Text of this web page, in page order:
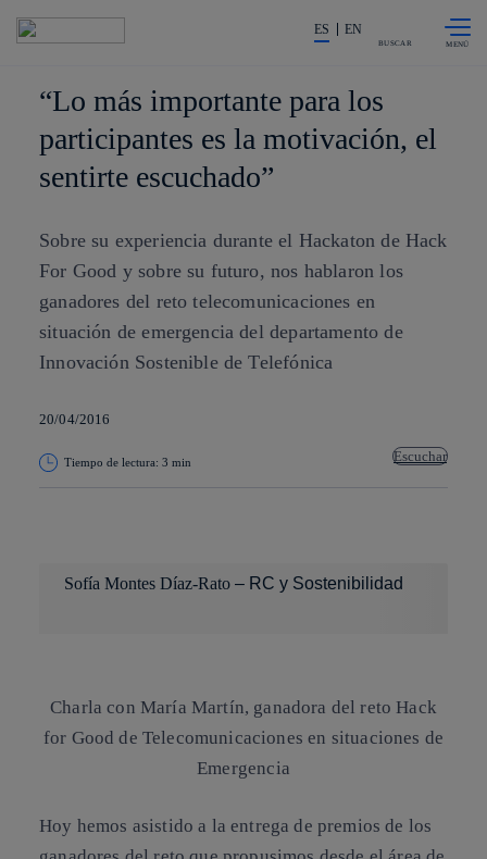
La acción en accionistas e
ES EN
BUSCAR
“Lo más importante para los
participantes es la motivación, el
sentirte escuchado”
Sobre su experiencia durante el Hackaton de Hack
For Good y sobre su futuro, nos hablaron los
ganadores del reto telecomunicaciones en
situación de emergencia del departamento de
Innovación Sostenible de Telefónica
20/04/2016
Tiempo de lectura: 3 min Escuchar
Sofía Montes Díaz-Rato – RC y Sostenibilidad
Charla con María Martín, ganadora del reto Hack
for Good de Telecomunicaciones en situaciones de
Emergencia
Hoy hemos asistido a la entrega de premios de los